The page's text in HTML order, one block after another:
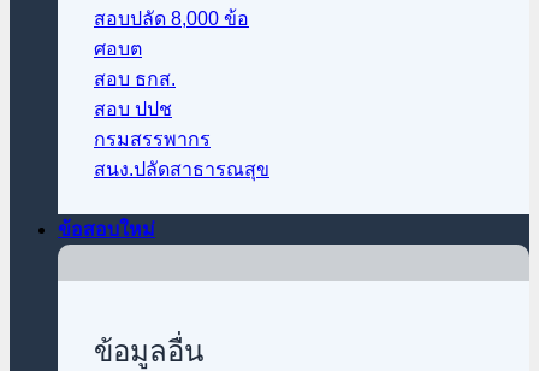
สอบปลัด 8,000 ข้อ
ศอบต
สอบ ธกส.
สอบ ปปช
กรมสรรพากร
สนง.ปลัดสาธารณสุข
ข้อสอบใหม่
ข้อมูลอื่น